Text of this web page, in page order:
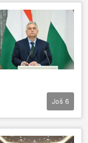
Još 6